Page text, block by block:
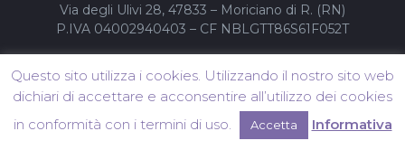
Via degli Ulivi 28, 47833 – Moriciano di R. (RN)
P.IVA 04002940403 – CF NBLGTT86S61F052T
Questo sito utilizza i cookies. Utilizzando il nostro sito web
dichiari di accettare e acconsentire all’utilizzo dei cookies
in conformità con i termini di uso.
Accetta Informativa